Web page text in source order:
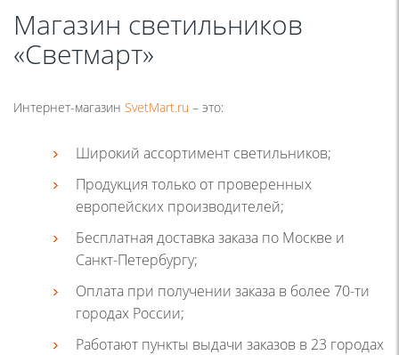
Магазин светильников
«Светмарт»
Интернет-магазин SvetMart.ru – это:
Широкий ассортимент светильников;
Продукция только от проверенных
европейских производителей;
Бесплатная доставка заказа по Москве и
Санкт-Петербургу;
Оплата при получении заказа в более 70-ти
городах России;
Работают пункты выдачи заказов в 23 городах